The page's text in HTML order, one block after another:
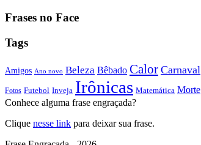
Frases no Face
Tags
Amigos Ano novo Beleza Bêbado Calor Carnaval
Fotos Futebol Inveja Irônicas Matemática Morte
Conhece alguma frase engraçada?
Clique nesse link para deixar sua frase.